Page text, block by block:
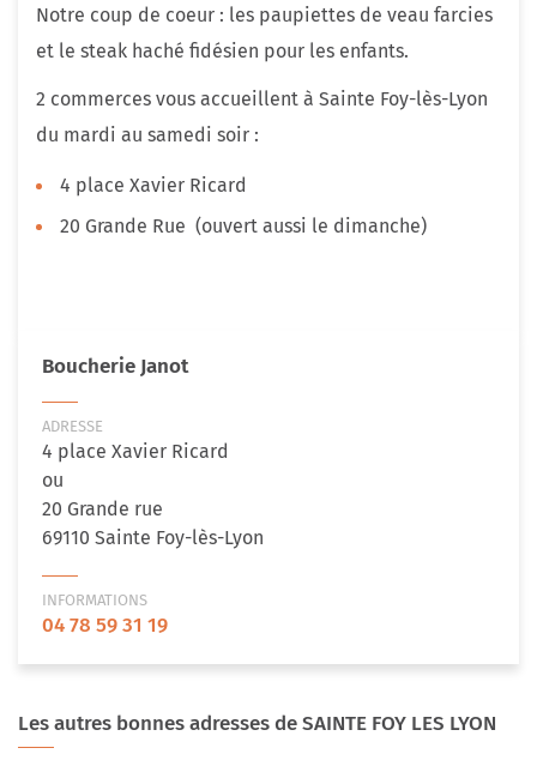
Notre coup de coeur : les paupiettes de veau farcies
et le steak haché fidésien pour les enfants.
2 commerces vous accueillent à Sainte Foy-lès-Lyon
du mardi au samedi soir :
4 place Xavier Ricard
20 Grande Rue (ouvert aussi le dimanche)
Boucherie Janot
ADRESSE
4 place Xavier Ricard
ou
20 Grande rue
69110 Sainte Foy-lès-Lyon
INFORMATIONS
04 78 59 31 19
Les autres bonnes adresses de SAINTE FOY LES LYON